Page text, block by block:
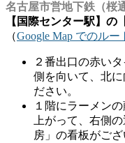
名古屋市営地下鉄（桜
【国際センター駅】の
（Google Map でのルー
２番出口の赤い
側を向いて、北
ださい。
１階にラーメン
上がって、右側
房」の看板がござ